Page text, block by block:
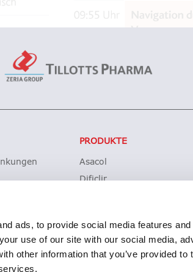
ads, to provide social media features
use of our site with our social media,
other information that you’ve provided to
(CDI)
PRODUKTE
Asacol
Dificlir
Erstattung